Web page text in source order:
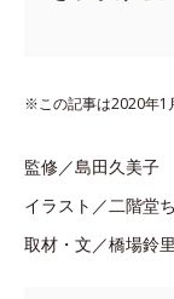
※この記事は2020年1
監修／島田久美子
イラスト／二階堂
取材・文／橋場鈴里